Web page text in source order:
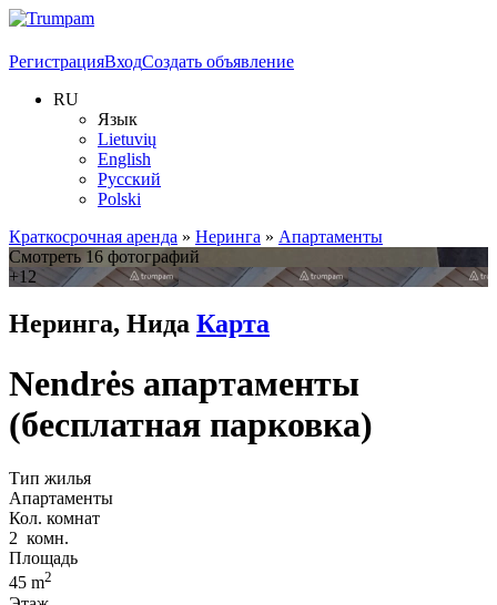
РегистрацияВходСоздать объявление
RU
Язык
Lietuvių
English
Русский
Polski
Краткосрочная аренда » Неринга » Апартаменты
Смотреть 16 фотографий
+12
Неринга, Нида Карта
Nendrės апартаменты
(бесплатная парковка)
Тип жилья
Апартаменты
Кол. комнат
2 комн.
Площадь
45 m2